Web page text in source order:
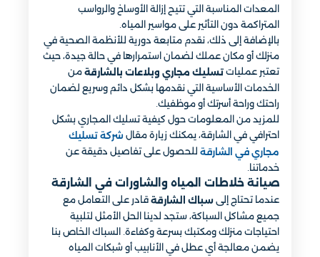
المعدات المناسبة التي تتيح إزالة الأوساخ والرواسب
المتراكمة دون التأثير على مواسير المياه.
بالإضافة إلى ذلك، نقدم متابعة دورية للأنظمة الصحية في
منزلك أو مكان عملك لضمان استمرارها في حالة جيدة، حيث
تعتبر عمليات تسليك مجاري وبلاعات بالشارقة من
الخدمات الأساسية التي نقدمها بشكل دائم وسريع لضمان
راحتك وراحة أسرتك أو موظفيك.
للمزيد من المعلومات حول كيفية تسليك المجاري بشكل
احترافي في الشارقة، يمكنك زيارة مقال شركة تسليك
مجاري في الشارقة للحصول على تفاصيل دقيقة عن
خدماتنا.
صيانة خلاطات المياه والشاورات في الشارقة
عندما تحتاج إلى سباك الشارقة قادر على التعامل مع
جميع مشاكل السباكة، ستجد لدينا الحل الأمثل لتلبية
احتياجات منزلك ومكتبك بسرعة وكفاءة. السباك الخاص بنا
يضمن معالجة أي عطل في الأنابيب أو شبكات المياه